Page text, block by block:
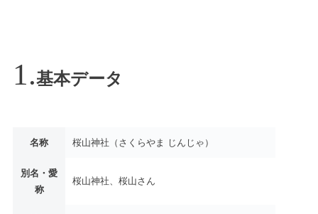
基本データ
名称 桜山神社（さくらやま じんじゃ）
別名・愛
称
桜山神社、桜山さん